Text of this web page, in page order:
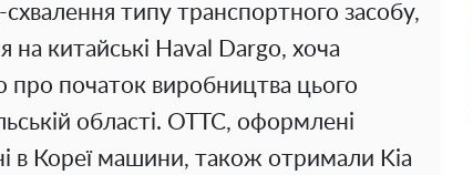
схвалення типу транспортного засобу,
на китайські Haval Dargo, хоча
початок виробництва цього
області. ОТТС, оформлені
в Кореї машини, також отримали Kia